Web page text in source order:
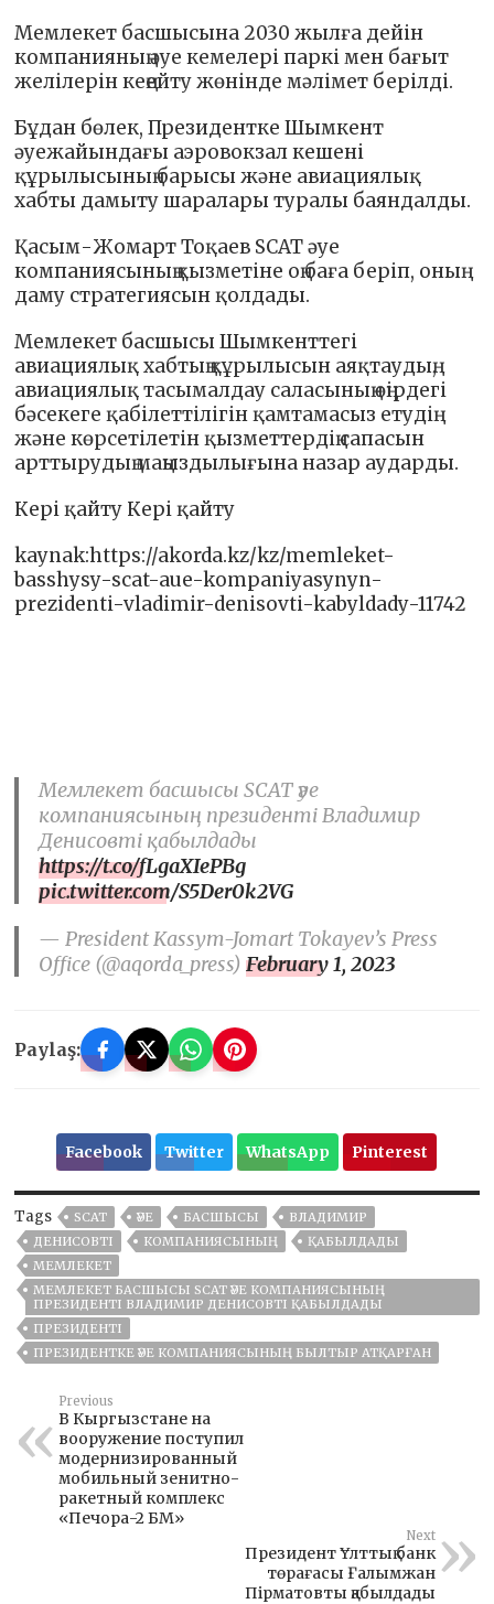
Мемлекет басшысына 2030 жылға дейін
компанияның әуе кемелері паркі мен бағыт
желілерін кеңейту жөнінде мәлімет берілді.
Бұдан бөлек, Президентке Шымкент
әуежайындағы аэровокзал кешені
құрылысының барысы және авиациялық
хабты дамыту шаралары туралы баяндалды.
Қасым-Жомарт Тоқаев SCAT әуе
компаниясының қызметіне оң баға беріп, оның
даму стратегиясын қолдады.
Мемлекет басшысы Шымкенттегі
авиациялық хабтың құрылысын аяқтаудың,
авиациялық тасымалдау саласының өңірдегі
бәсекеге қабілеттілігін қамтамасыз етудің
және көрсетілетін қызметтердің сапасын
арттырудың маңыздылығына назар аударды.
Кері қайту Кері қайту
kaynak:https://akorda.kz/kz/memleket-
basshysy-scat-aue-kompaniyasynyn-
prezidenti-vladimir-denisovti-kabyldady-11742
Мемлекет басшысы SCAT әуе
компаниясының президенті Владимир
Денисовті қабылдады
https://t.co/fLgaXIePBg
pic.twitter.com/S5Der0k2VG
— President Kassym-Jomart Tokayev’s Press
Office (@aqorda_press)February 1, 2023
Paylaş:
Facebook Twitter WhatsApp Pinterest
Tags SCAT ӘУЕ БАСШЫСЫ
ВЛАДИМИР
ДЕНИСОВТІ
КОМПАНИЯСЫНЫҢ
ҚАБЫЛДАДЫ
МЕМЛЕКЕТ
МЕМЛЕКЕТ БАСШЫСЫ SCAT ӘУЕ КОМПАНИЯСЫНЫҢ
ПРЕЗИДЕНТІ ВЛАДИМИР ДЕНИСОВТІ ҚАБЫЛДАДЫ
ПРЕЗИДЕНТІ
ПРЕЗИДЕНТКЕ ӘУЕ КОМПАНИЯСЫНЫҢ БЫЛТЫР АТҚАРҒАН
Previous
В Кыргызстане на
вооружение поступил
модернизированный
мобильный зенитно-
ракетный комплекс
«Печора-2 БМ»
Next
Президент Ұлттық банк
төрағасы Ғалымжан
Пірматовты қабылдады